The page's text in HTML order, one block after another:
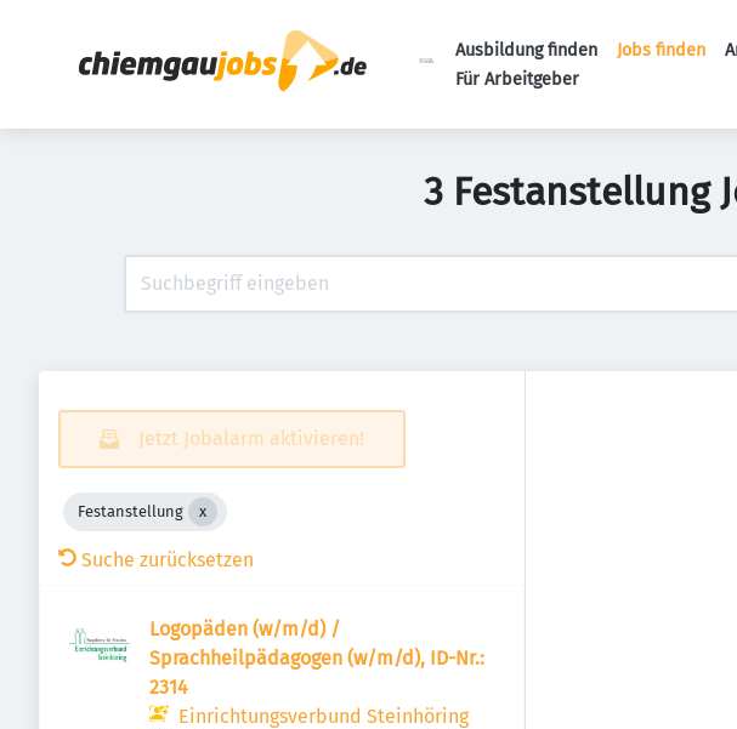
Ausbildung finden Jobs finden
Für Arbeitgeber
3 Festanstellung
Jetzt Jobalarm aktivieren!
Festanstellung
Suche zurücksetzen
Logopäden (w/m/d) /
Sprachheilpädagogen (w/m/d), ID-Nr.:
2314
Einrichtungsverbund Steinhöring